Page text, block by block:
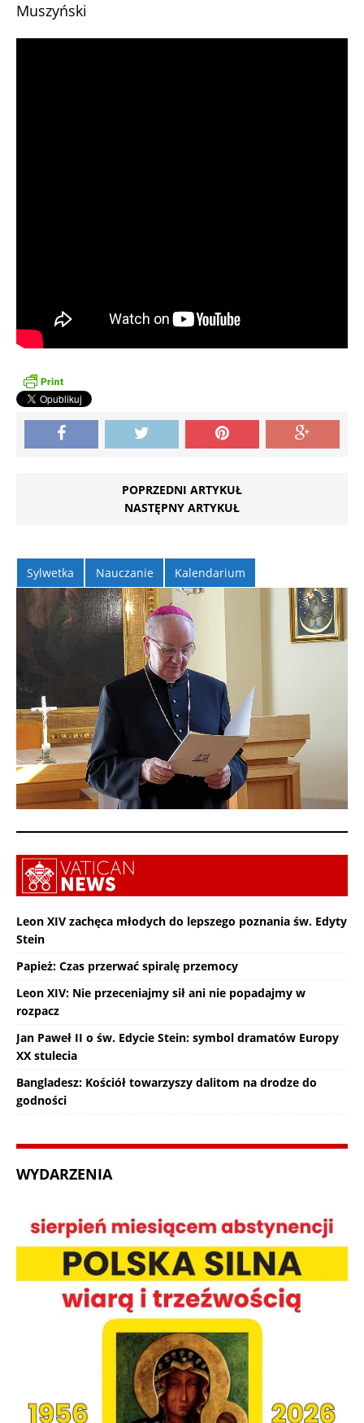
Muszyński
POPRZEDNI ARTYKUŁ
NASTĘPNY ARTYKUŁ
Sylwetka Nauczanie Kalendarium
Leon XIV zachęca młodych do lepszego poznania św. Edyty
Stein
Papież: Czas przerwać spiralę przemocy
Leon XIV: Nie przeceniajmy sił ani nie popadajmy w
rozpacz
Jan Paweł II o św. Edycie Stein: symbol dramatów Europy
XX stulecia
Bangladesz: Kościół towarzyszy dalitom na drodze do
godności
WYDARZENIA